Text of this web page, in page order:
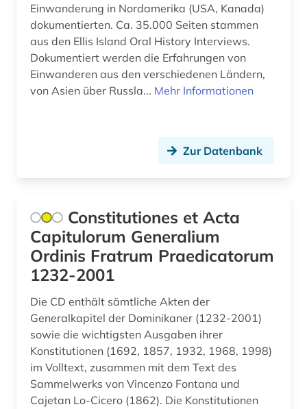
euthanasie (1)
evangelische theologie (1)
exil (2)
exponat (1)
fahrrad (1)
familie (1)
familienrecht (1)
feminismus (4)
ferdinand gregorovius (1)
fernsehsendung (1)
Einwanderung in Nordamerika (USA, Kanada)
dokumentierten. Ca. 35.000 Seiten stammen
aus den Ellis Island Oral History Interviews.
Dokumentiert werden die Erfahrungen von
Einwanderen aus den verschiedenen Ländern,
von Asien über Russla... Mehr Informationen
Zur Datenbank
Constitutiones et Acta
Capitulorum Generalium
Ordinis Fratrum Praedicatorum
1232-2001
Die CD enthält sämtliche Akten der
Generalkapitel der Dominikaner (1232-2001)
sowie die wichtigsten Ausgaben ihrer
Konstitutionen (1692, 1857, 1932, 1968, 1998)
im Volltext, zusammen mit dem Text des
Sammelwerks von Vincenzo Fontana und
Cajetan Lo-Cicero (1862). Die Konstitutionen